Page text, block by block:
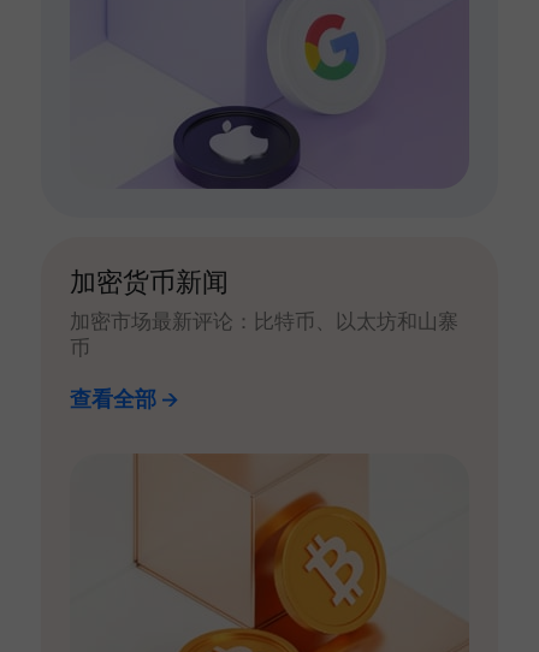
加密货币新闻
加密市场最新评论：比特币、以太坊和山寨
币
查看全部